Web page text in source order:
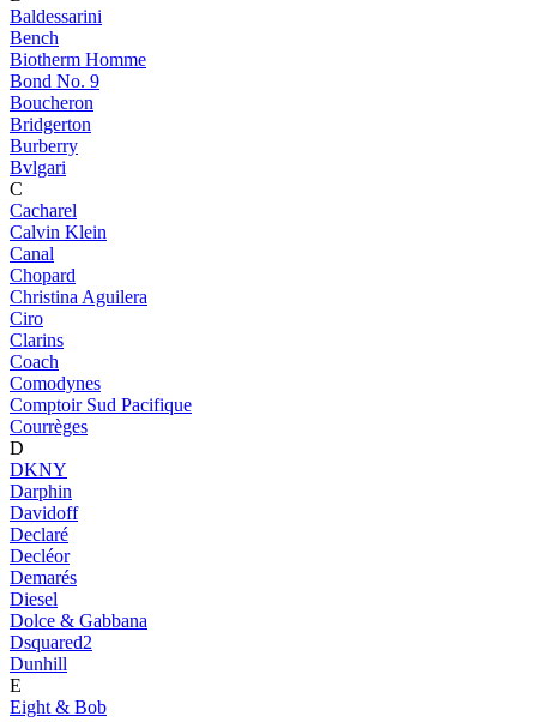
Baldessarini
Bench
Biotherm Homme
Bond No. 9
Boucheron
Bridgerton
Burberry
Bvlgari
C
Cacharel
Calvin Klein
Canal
Chopard
Christina Aguilera
Ciro
Clarins
Coach
Comodynes
Comptoir Sud Pacifique
Courrèges
D
DKNY
Darphin
Davidoff
Declaré
Decléor
Demarés
Diesel
Dolce & Gabbana
Dsquared2
Dunhill
E
Eight & Bob